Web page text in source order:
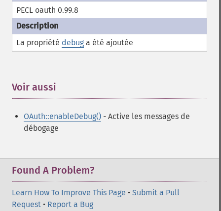
PECL oauth 0.99.8
La propriété debug a été ajoutée
Voir aussi
OAuth::enableDebug() - Active les messages de
débogage
Found A Problem?
Learn How To Improve This Page • Submit a Pull
Request • Report a Bug